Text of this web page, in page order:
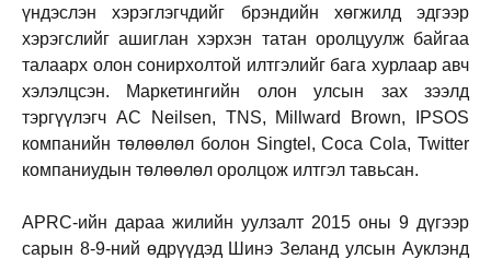
үндэслэн хэрэглэгчдийг брэндийн хөгжилд эдгээр
хэрэгслийг ашиглан хэрхэн татан оролцуулж байгаа
талаарх олон сонирхолтой илтгэлийг бага хурлаар авч
хэлэлцсэн. Маркетингийн олон улсын зах зээлд
тэргүүлэгч AC Neilsen, TNS, Millward Brown, IPSOS
компанийн төлөөлөл болон Singtel, Coca Cola, Twitter
компаниудын төлөөлөл оролцож илтгэл тавьсан.
APRC-ийн дараа жилийн уулзалт 2015 оны 9 дүгээр
сарын 8-9-ний өдрүүдэд Шинэ Зеланд улсын Ауклэнд